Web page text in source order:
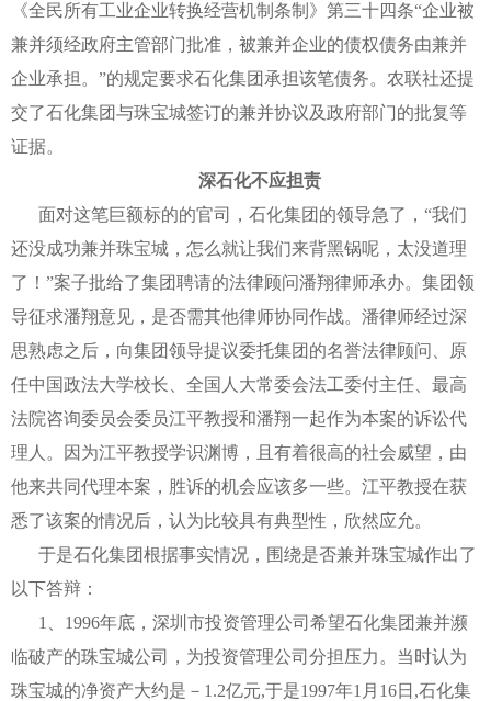
《全民所有工业企业转换经营机制条制》第三十四条“企业被
兼并须经政府主管部门批准，被兼并企业的债权债务由兼并
企业承担。”的规定要求石化集团承担该笔债务。农联社还提
交了石化集团与珠宝城签订的兼并协议及政府部门的批复等
证据。
深石化不应担责
面对这笔巨额标的的官司，石化集团的领导急了，“我们
还没成功兼并珠宝城，怎么就让我们来背黑锅呢，太没道理
了！”案子批给了集团聘请的法律顾问潘翔律师承办。集团领
导征求潘翔意见，是否需其他律师协同作战。潘律师经过深
思熟虑之后，向集团领导提议委托集团的名誉法律顾问、原
任中国政法大学校长、全国人大常委会法工委付主任、最高
法院咨询委员会委员江平教授和潘翔一起作为本案的诉讼代
理人。因为江平教授学识渊博，且有着很高的社会威望，由
他来共同代理本案，胜诉的机会应该多一些。江平教授在获
悉了该案的情况后，认为比较具有典型性，欣然应允。
于是石化集团根据事实情况，围绕是否兼并珠宝城作出了
以下答辩：
1、1996年底，深圳市投资管理公司希望石化集团兼并濒
临破产的珠宝城公司，为投资管理公司分担压力。当时认为
珠宝城的净资产大约是－1.2亿元,于是1997年1月16日,石化集